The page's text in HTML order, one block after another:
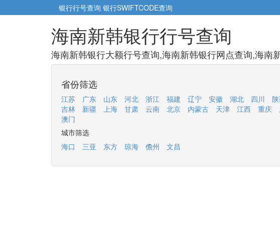
银行行号查询 银行SWIFTCODE查询
海南新韩银行行号查询
海南新韩银行大额行号查询,海南新韩银行网点查询,海南
省份筛选
江苏 广东 山东 河北 浙江 福建 辽宁 安徽 湖北 四川
吉林
新疆 上海 甘肃 云南 北京 内蒙古 天津 江西 重庆
澳门
城市筛选
海口
三亚 东方 琼海 儋州 文昌